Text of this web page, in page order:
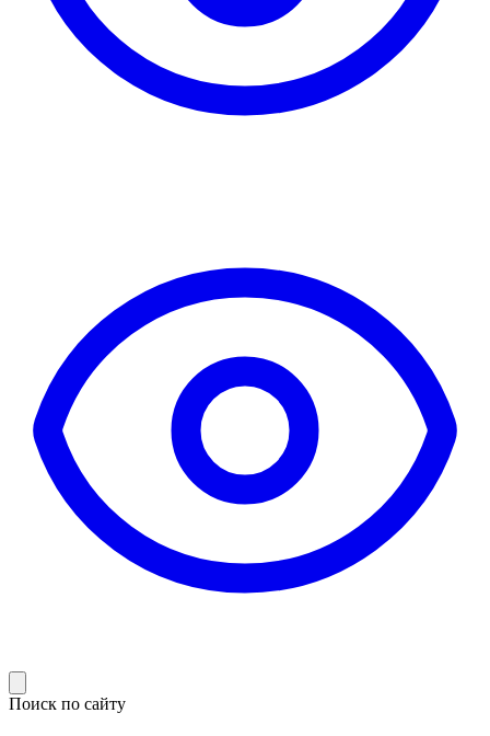
Поиск по сайту